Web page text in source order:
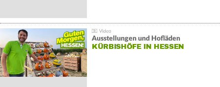
Ausstellungen und Hofläden
KÜRBISHÖFE IN HESSEN